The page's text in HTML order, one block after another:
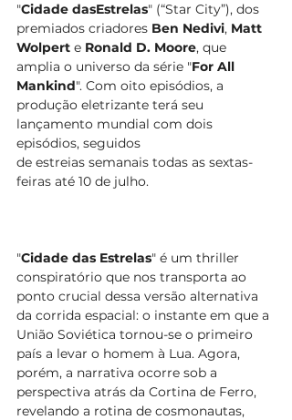
"Cidade dasEstrelas" (“Star City”), dos
premiados criadores Ben Nedivi, Matt
Wolpert e Ronald D. Moore, que
amplia o universo da série "For All
Mankind". Com oito episódios, a
produção eletrizante terá seu
lançamento mundial com dois
episódios, seguidos
de estreias semanais todas as sextas-
feiras até 10 de julho.
"Cidade das Estrelas" é um thriller
conspiratório que nos transporta ao
ponto crucial dessa versão alternativa
da corrida espacial: o instante em que a
União Soviética tornou-se o primeiro
país a levar o homem à Lua. Agora,
porém, a narrativa ocorre sob a
perspectiva atrás da Cortina de Ferro,
revelando a rotina de cosmonautas,